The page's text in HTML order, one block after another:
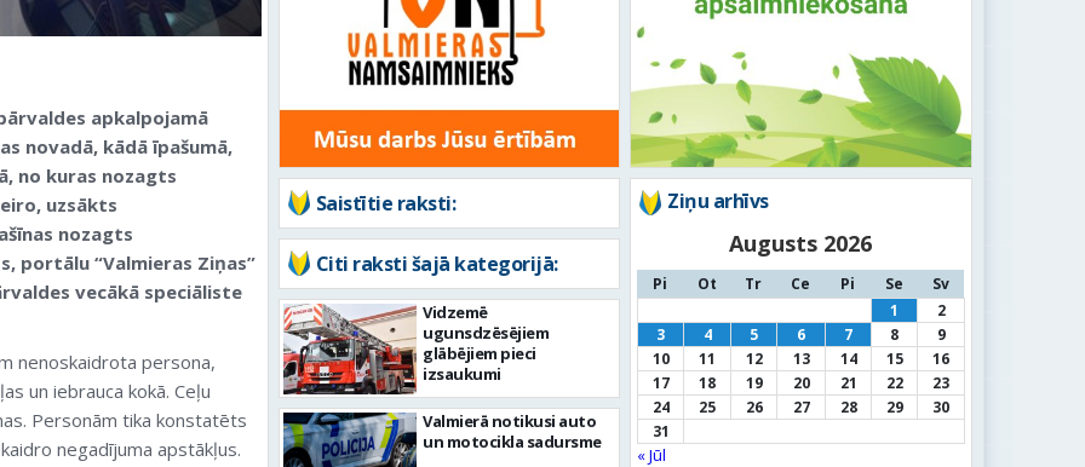
apkalpojamā
novadā, kādā īpašumā,
no kuras nozagts
uzsākts
nozagts
portālu “Valmieras Ziņas”
vecākā speciāliste
nenoskaidrota persona,
un iebrauca kokā. Ceļu
Personām tika konstatēts
negadījuma apstākļus.
Saistītie raksti:
Citi raksti šajā kategorijā:
Vidzemē
ugunsdzēsējiem
glābējiem pieci
izsaukumi
Valmierā notikusi auto
un motocikla sadursme
Ziņu arhīvs
Augusts 2026
Pi Ot Tr Ce Pi Se
Sv
1
2
3
4 5 6 7 8
9
10
11 12 13 14 15
16
17
18 19 20 21 22
23
24
25 26 27 28 29
30
31
« Jūl